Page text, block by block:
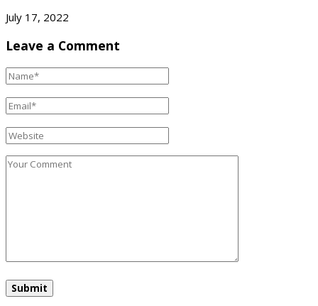
July 17, 2022
Leave a Comment